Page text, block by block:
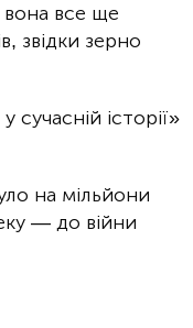
вона все ще
звідки зерно
історії»
на мільйони
— до війни